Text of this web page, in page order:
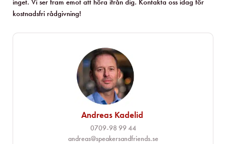
kostnadsfri rådgivning!
Andreas Kadelid ​
0709-98 99 44
andreas@speakersandfriends.se​